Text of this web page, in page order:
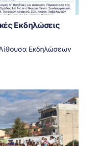
Εκδηλώσεις
Εκδηλώσεων